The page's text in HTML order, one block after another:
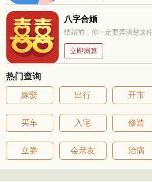
八字合婚
立即测算
热门查询
嫁娶 出行 开市
买车 入宅 修造
立券 会亲友 治病